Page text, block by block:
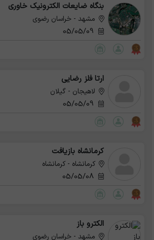
بنگاه ضایعات الکترونیک خاوری
مشهد - خراسان رضوی
ارتا فلز رضایی
لاهیجان - گیلان
کرمانشاه بازیافت
کرمانشاه - کرمانشاه
الکترو باز
مشهد - خراسان رضوی